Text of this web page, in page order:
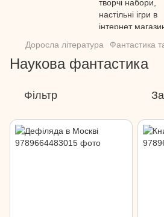
Доросла література Фантастика
Наукова фантастика
Фільтр